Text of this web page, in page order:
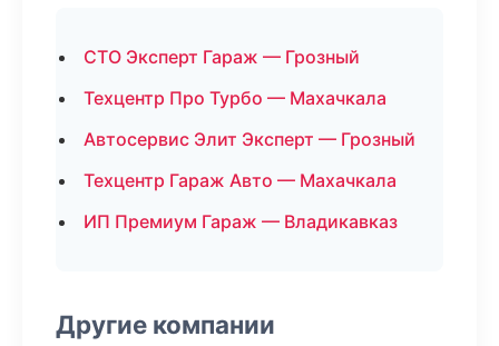
СТО Эксперт Гараж — Грозный
Техцентр Про Турбо — Махачкала
Автосервис Элит Эксперт — Грозный
Техцентр Гараж Авто — Махачкала
ИП Премиум Гараж — Владикавказ
Другие компании